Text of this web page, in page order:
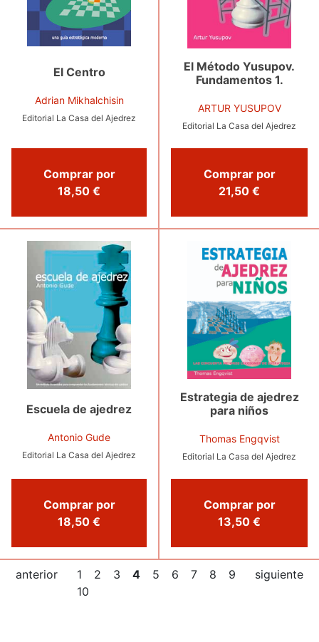
El Centro
Adrian Mikhalchisin
Editorial La Casa del Ajedrez
Comprar por
18,50 €
El Método Yusupov.
Fundamentos 1.
ARTUR YUSUPOV
Editorial La Casa del Ajedrez
Comprar por
21,50 €
Escuela de ajedrez
Antonio Gude
Editorial La Casa del Ajedrez
Comprar por
18,50 €
Estrategia de ajedrez
para niños
Thomas Engqvist
Editorial La Casa del Ajedrez
Comprar por
13,50 €
anterior 1 2 3 4 5 6 7 8
9
10
siguiente